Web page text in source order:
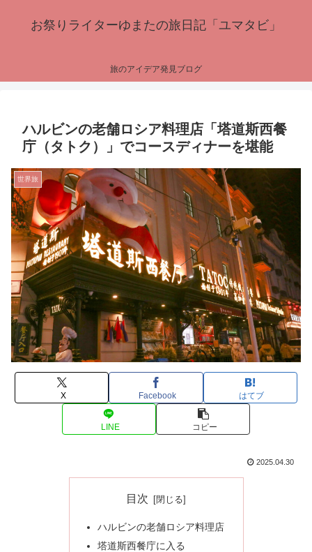
お祭りライターゆまたの旅日記「ユマタビ」
旅のアイデア発見ブログ
ハルビンの老舗ロシア料理店「塔道斯西餐
庁（タトク）」でコースディナーを堪能
世界旅
X Facebook はてブ
LINE コピー
2025.04.30
目次
ハルビンの老舗ロシア料理店
塔道斯西餐庁に入る